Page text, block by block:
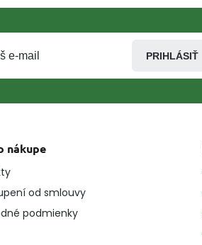
PRIHLÁSIŤ
nákupe
od smlouvy
podmienky